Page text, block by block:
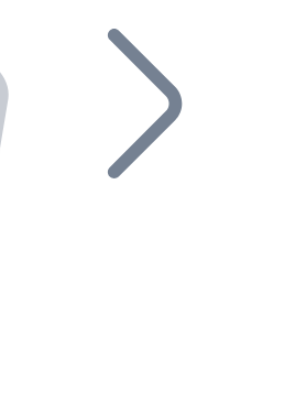
Bitnovo
dans votre entreprise et
votre écosystème.
de distributeurs et
votre projet à notre service